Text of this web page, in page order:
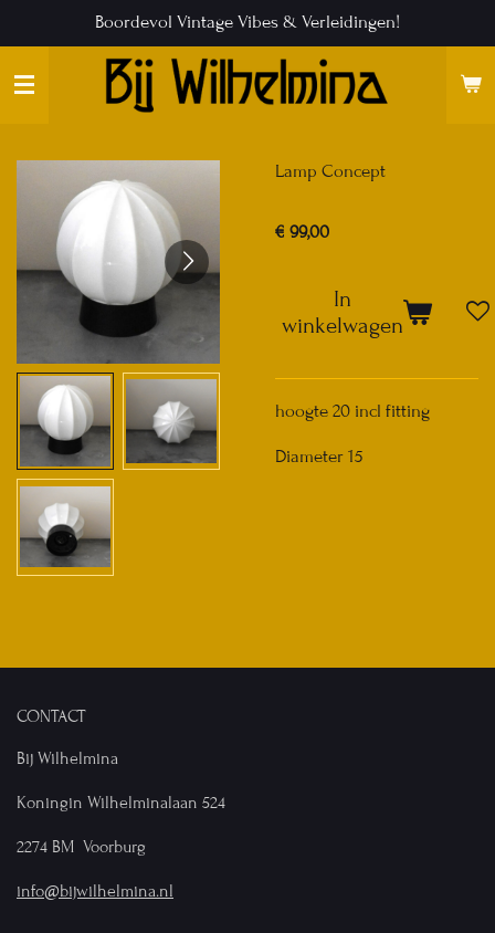
direct
naar
Boordevol Vintage Vibes & Verleidingen!
Lamp Concept
€ 99,00
In
winkelwagen
hoogte 20 incl fitting
Diameter 15
CONTACT
Bij Wilhelmina
Koningin Wilhelminalaan 524
2274 BM Voorburg
info@bijwilhelmina.nl